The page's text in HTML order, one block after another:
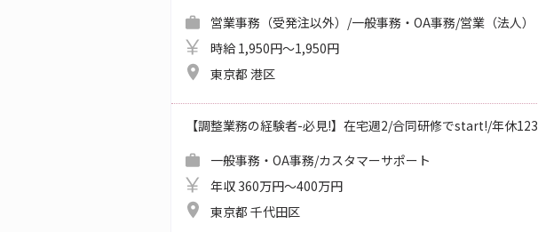
営業事務（受発注以外）/一般事務・OA事務/営業（法人）
時給 1,950円～1,950円
東京都 港区
【調整業務の経験者-必見!】在宅週2/合同研修でstart!/年休123
一般事務・OA事務/カスタマーサポート
年収 360万円～400万円
東京都 千代田区